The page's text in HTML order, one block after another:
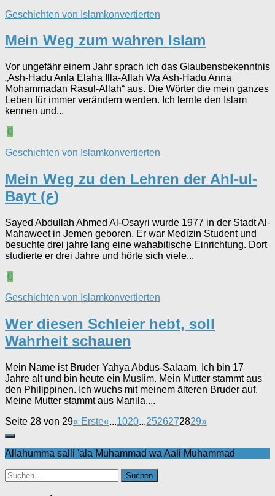
Geschichten von Islamkonvertierten
Mein Weg zum wahren Islam
Vor ungefähr einem Jahr sprach ich das Glaubensbekenntnis
„Ash-Hadu Anla Elaha Illa-Allah Wa Ash-Hadu Anna
Mohammadan Rasul-Allah“ aus. Die Wörter die mein ganzes
Leben für immer verändern werden. Ich lernte den Islam
kennen und...
0
Geschichten von Islamkonvertierten
Mein Weg zu den Lehren der Ahl-ul-
Bayt (ع)
Sayed Abdullah Ahmed Al-Osayri wurde 1977 in der Stadt Al-
Mahaweet in Jemen geboren. Er war Medizin Student und
besuchte drei jahre lang eine wahabitische Einrichtung. Dort
studierte er drei Jahre und hörte sich viele...
0
Geschichten von Islamkonvertierten
Wer diesen Schleier hebt, soll
Wahrheit schauen
Mein Name ist Bruder Yahya Abdus-Salaam. Ich bin 17
Jahre alt und bin heute ein Muslim. Mein Mutter stammt aus
den Philippinen. Ich wuchs mit meinem älteren Bruder auf.
Meine Mutter stammt aus Manila,...
Seite 28 von 29« Erste«...1020...2526272829»
Allahumma salli 'ala Muhammad wa Aali Muhammad
Suchen
nach: